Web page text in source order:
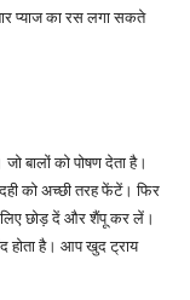
प्याज का रस लगा सकते
बालों को पोषण देता है।
को अच्छी तरह फेंटें। फिर
छोड़ दें और शैंपू कर लें।
होता है। आप खुद ट्राय